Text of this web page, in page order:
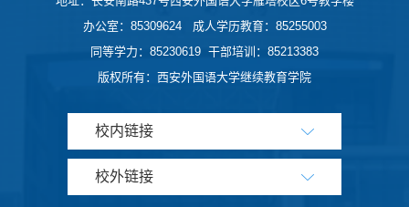
办公室：85309624 成人学历教育：85255003
同等学力：85230619 干部培训：85213383
版权所有：西安外国语大学继续教育学院
校内链接
校外链接